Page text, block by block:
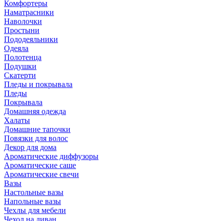
Комфортеры
Наматрасники
Наволочки
Простыни
Пододеяльники
Одеяла
Полотенца
Подушки
Скатерти
Пледы и покрывала
Пледы
Покрывала
Домашняя одежда
Халаты
Домашние тапочки
Повязки для волос
Декор для дома
Ароматические диффузоры
Ароматические саше
Ароматические свечи
Вазы
Настольные вазы
Напольные вазы
Чехлы для мебели
Чехол на диван